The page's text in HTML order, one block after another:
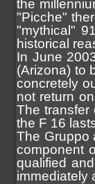
the
"Picche"
"mythical"
historical
In June
(Arizona) to
concretely
not return
The transfer
the F 16
The Gruppo
component
qualified
immediately